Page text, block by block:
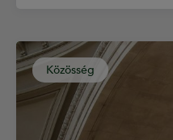
Közösség